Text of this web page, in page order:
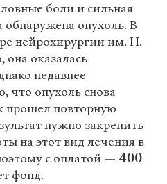
боли и сильная
опухоль. В
нейрохирургии им. Н.
она оказалась
недавнее
что опухоль снова
прошел повторную
нужно закрепить
на этот вид лечения в
с оплатой — 400
фонд.